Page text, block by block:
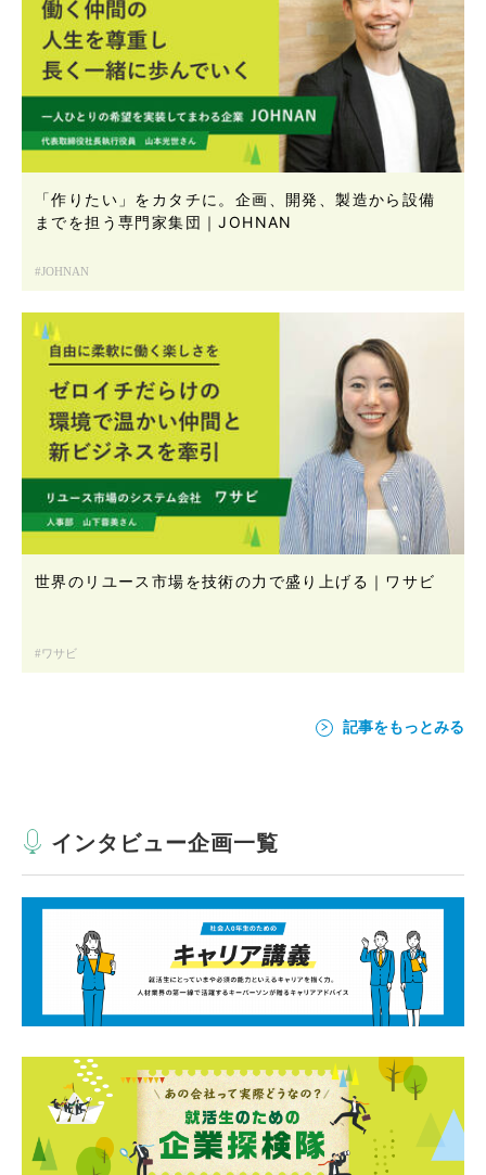
「作りたい」をカタチに。企画、開発、製造から設備
までを担う専門家集団｜JOHNAN
JOHNAN
世界のリユース市場を技術の力で盛り上げる｜ワサビ
ワサビ
記事をもっとみる
インタビュー企画一覧